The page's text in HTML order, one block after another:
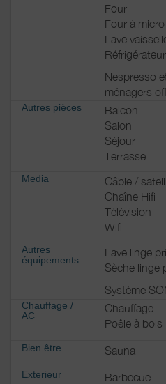
Four
Four à
Lave
Réfrigérateur
Nespresso
ménagers
Autres pièces
Balcon
Salon
Séjour
Terrasse
Media
Câble /
Chaîne Hifi
Télévision
Wifi
Autres
équipements
Lave linge
Sèche linge
Système
Chauffage /
AC
Chauffage
Poêle à bois
Bien être Sauna
Exterieur
Barbecue